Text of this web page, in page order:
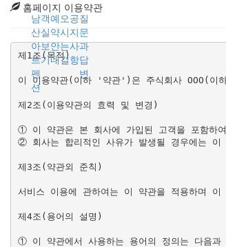
남
산
아
트
펜
션
객
실
보
기
예
약
안
내
오
시
는
길
공
지
사
항
질
문
과
답
변
홈페이지 이용약관
제1조(목적)
이 이용약관(이하 '약관')은 주식회사 OOO(이
제2조(이용약관의 효력 및 변경)
① 이 약관은 본 회사에 가입된 고객을 포함하
② 회사는 합리적인 사유가 발생될 경우에는
제3조(약관외 준칙)
서비스 이용에 관하여는 이 약관을 적용하며
제4조(용어의 설명)
① 이 약관에서 사용하는 용어의 정의는 다음과